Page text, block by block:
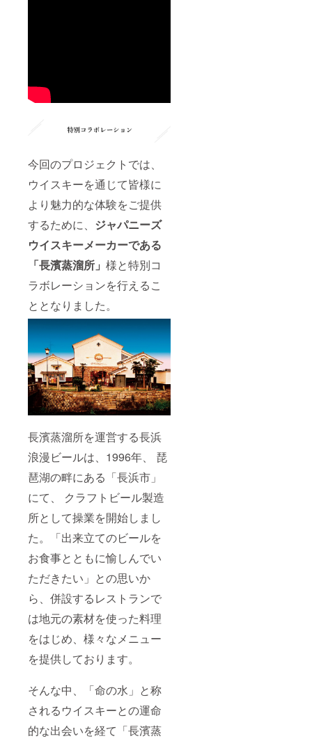
今回のプロジェクトでは、
ウイスキーを通じて皆様に
より魅力的な体験をご提供
するために、 ジャパニーズ
ウイスキーメーカーである
「長濱蒸溜所」 様と特別コ
ラボレーションを行えるこ
ととなりました。
長濱蒸溜所を運営する長浜
浪漫ビールは、1996年、 琵
琶湖の畔にある「長浜市」
にて、 クラフトビール製造
所として操業を開始しまし
た。「出来立てのビールを
お食事とともに愉しんでい
ただきたい」との思いか
ら、併設するレストランで
は地元の素材を使った料理
をはじめ、様々なメニュー
を提供しております。
そんな中、「命の水」と称
されるウイスキーとの運命
的な出会いを経て「長濱蒸